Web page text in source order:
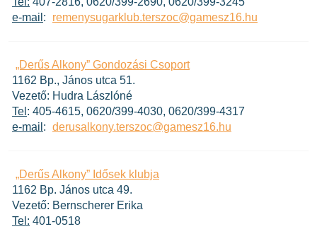
e-mail : remenysugarklub.terszoc@gamesz16.hu
„Derűs Alkony” Gondozási Csoport
1162 Bp., János utca 51.
Vezető: Hudra Lászlóné
Tel : 405-4615, 0620/399-4030, 0620/399-4317
e-mail : derusalkony.terszoc@gamesz16.hu
„Derűs Alkony” Idősek klubja
1162 Bp. János utca 49.
Vezető: Bernscherer Erika
Tel: 401-0518